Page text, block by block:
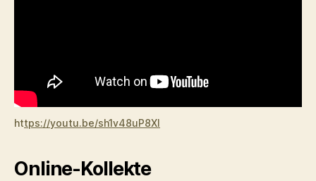
https://youtu.be/sh1v48uP8XI
Online-Kollekte